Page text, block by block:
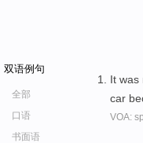
双语例句
全部
口语
书面语
It was
car
VOA: